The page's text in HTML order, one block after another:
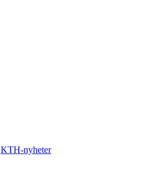
KTH-nyheter